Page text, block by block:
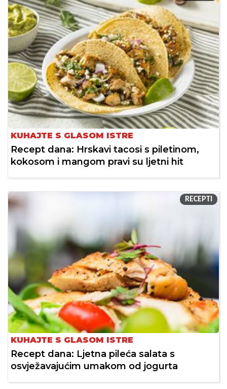
KUHAJTE S GLASOM ISTRE
Recept dana: Hrskavi tacosi s piletinom,
kokosom i mangom pravi su ljetni hit
RECEPTI
KUHAJTE S GLASOM ISTRE
Recept dana: Ljetna pileća salata s
osvježavajućim umakom od jogurta